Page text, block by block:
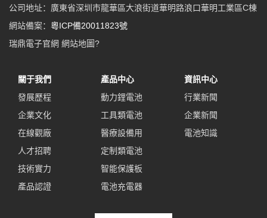
公司地址：廣東省深圳市龍華區大浪街道華明路浪口華明工業區C棟
網站備案： 粵ICP備20011823號
瑞鼎電子官網 網站地圖?
關于我們
發展歷程
企業文化
在線觀廠
人才招聘
技術實力
產品認證
產品中心
動力鋰電池
工具類電池
醫療設備用
定制類電池
智能保護板
電池充電器
資訊中心
行業新聞
企業新聞
電池知識